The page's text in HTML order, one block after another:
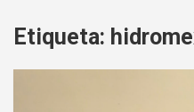
Etiqueta: